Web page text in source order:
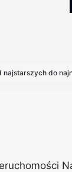
najstarszych do